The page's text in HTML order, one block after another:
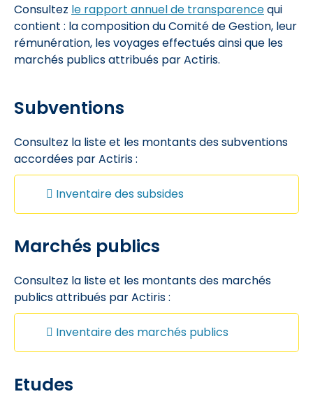
Consultez le rapport annuel de transparencequi
contient : la composition du Comité de Gestion, leur
rémunération, les voyages effectués ainsi que les
marchés publics attribués par Actiris.
Subventions
Consultez la liste et les montants des subventions
accordées par Actiris :
Inventaire des subsides
Marchés publics
Consultez la liste et les montants des marchés
publics attribués par Actiris :
Inventaire des marchés publics
Etudes